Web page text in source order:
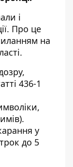
і
Про це
на
436-1
у
до 5